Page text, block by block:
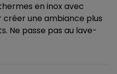
en inox avec
une ambiance plus
Ne passe pas au lave-